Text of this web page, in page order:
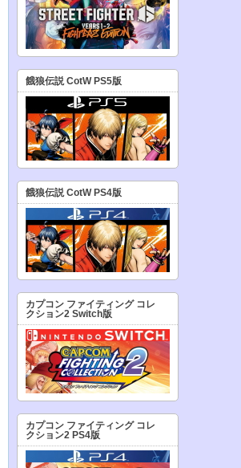
餓狼伝説 CotW PS5版
餓狼伝説 CotW PS4版
カプコン ファイティング コレ
クション2 Switch版
カプコン ファイティング コレ
クション2 PS4版